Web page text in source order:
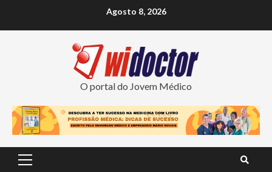
Agosto 8, 2026
O portal do Jovem Médico
Primary